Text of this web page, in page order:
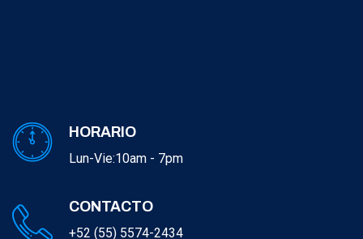
HORARIO
Lun-Vie:10am - 7pm
CONTACTO
+52 (55) 5574-2434